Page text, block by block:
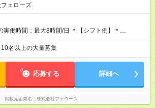
・待遇に変更はありません。 【試用期間】試
用期間の長さ：2ヶ月 雇用形態、給与は本採用時
ェローズ
実働時間：最大8時間/日 ＊【シフト例】＊
19:00 (2) 11:00～20:00 (3) 12:00～21:00 など ◎
8時間・休憩1時間です。中抜けシフトなどはあり
れば相談に応じますのでおっしゃってください！
10名以上の大量募集
応募する 詳細へ
掲載元企業名 株式会社フェローズ